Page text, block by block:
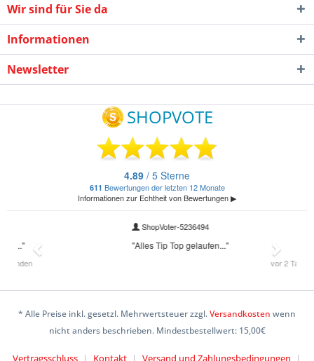
Wir sind für Sie da
Informationen
Newsletter
* Alle Preise inkl. gesetzl. Mehrwertsteuer zzgl.Versandkosten wenn
nicht anders beschrieben. Mindestbestellwert: 15,00€
Vertragsschluss Kontakt Versand und Zahlungsbedingungen